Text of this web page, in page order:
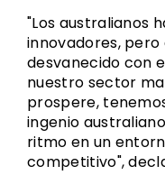
"Los australianos
innovadores,
desvanecido con
nuestro sector
prospere,
ingenio
ritmo en un
competitivo",